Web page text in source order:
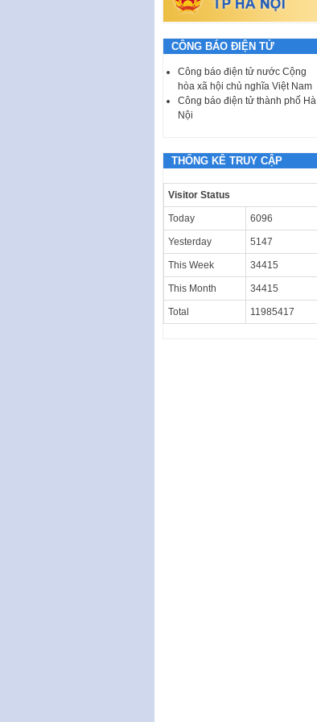
CÔNG BÁO ĐIỆN TỬ
Công báo điện tử nước Cộng
hòa xã hội chủ nghĩa Việt Nam
Công báo điện tử thành phố Hà
Nội
THỐNG KÊ TRUY CẬP
Visitor Status
Today 6096
Yesterday 5147
This Week 34415
This Month 34415
Total 11985417